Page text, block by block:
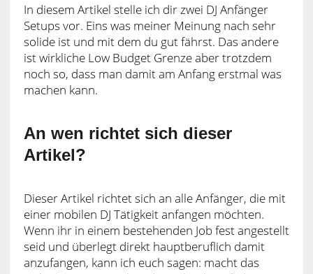
In diesem Artikel stelle ich dir zwei DJ Anfänger
Setups vor. Eins was meiner Meinung nach sehr
solide ist und mit dem du gut fährst. Das andere
ist wirkliche Low Budget Grenze aber trotzdem
noch so, dass man damit am Anfang erstmal was
machen kann.
An wen richtet sich dieser
Artikel?
Dieser Artikel richtet sich an alle Anfänger, die mit
einer mobilen DJ Tätigkeit anfangen möchten.
Wenn ihr in einem bestehenden Job fest angestellt
seid und überlegt direkt hauptberuflich damit
anzufangen, kann ich euch sagen: macht das